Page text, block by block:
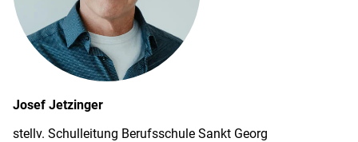
Josef Jetzinger
stellv. Schul­leitung Berufs­schule Sankt Georg